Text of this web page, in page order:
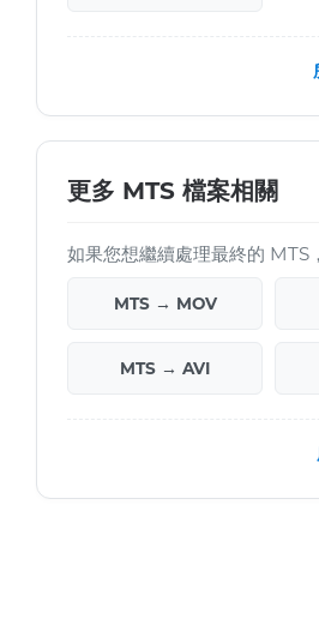
更多 MTS 檔案相關
如果您想繼續處理最終的 MTS
MTS → MOV
MTS → AVI